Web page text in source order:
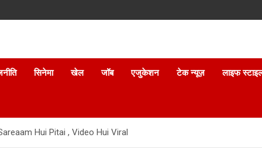
सिनेमा खेल जॉब एजुकेशन टेक न्यूज़ लाइफ
Hui Pitai , Video Hui Viral